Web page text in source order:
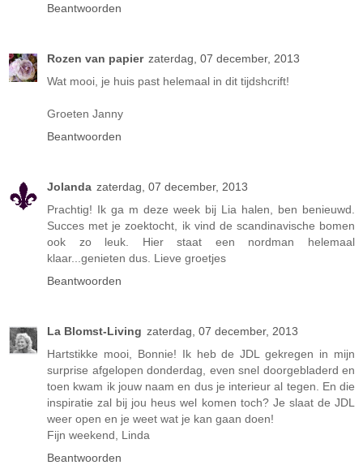
Beantwoorden
Rozen van papier zaterdag, 07 december, 2013
Wat mooi, je huis past helemaal in dit tijdshcrift!
Groeten Janny
Beantwoorden
Jolanda zaterdag, 07 december, 2013
Prachtig! Ik ga m deze week bij Lia halen, ben benieuwd.
Succes met je zoektocht, ik vind de scandinavische bomen
ook zo leuk. Hier staat een nordman helemaal
klaar...genieten dus. Lieve groetjes
Beantwoorden
La Blomst-Living zaterdag, 07 december, 2013
Hartstikke mooi, Bonnie! Ik heb de JDL gekregen in mijn
surprise afgelopen donderdag, even snel doorgebladerd en
toen kwam ik jouw naam en dus je interieur al tegen. En die
inspiratie zal bij jou heus wel komen toch? Je slaat de JDL
weer open en je weet wat je kan gaan doen!
Fijn weekend, Linda
Beantwoorden